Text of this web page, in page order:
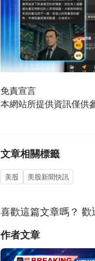
免責宣言
本網站所提供資訊僅供
文章相關標籤
美股 美股新聞快訊
喜歡這篇文章嗎？歡
作者文章